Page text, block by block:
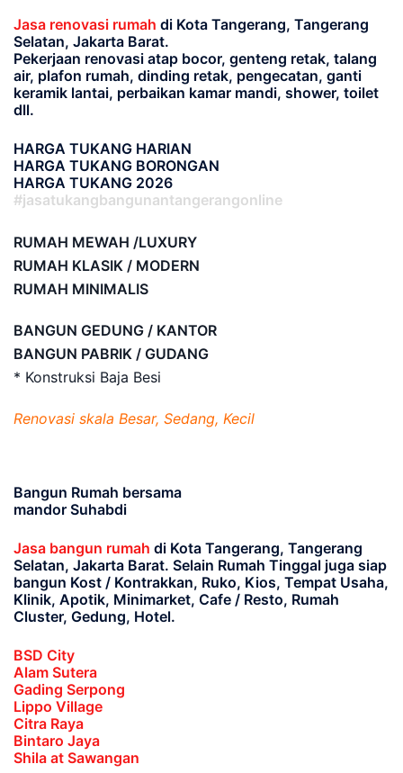
Jasa renovasi rumah di Kota Tangerang, Tangerang
Selatan, Jakarta Barat.
Pekerjaan renovasi atap bocor, genteng retak, talang
air, plafon rumah, dinding retak, pengecatan, ganti
keramik lantai, perbaikan kamar mandi, shower, toilet
dll.
HARGA TUKANG HARIAN
HARGA TUKANG BORONGAN
HARGA TUKANG 2026
#jasatukangbangunantangerangonline
RUMAH MEWAH /LUXURY
RUMAH KLASIK / MODERN
RUMAH MINIMALIS
BANGUN GEDUNG / KANTOR
BANGUN PABRIK / GUDANG
* Konstruksi Baja Besi
Renovasi skala Besar, Sedang, Kecil
Bangun Rumah bersama
mandor Suhabdi
Jasa bangun rumah di Kota Tangerang, Tangerang
Selatan, Jakarta Barat. Selain Rumah Tinggal juga siap
bangun Kost / Kontrakkan, Ruko, Kios, Tempat Usaha,
Klinik, Apotik, Minimarket, Cafe / Resto, Rumah
Cluster, Gedung, Hotel.
BSD City
Alam Sutera
Gading Serpong
Lippo Village
Citra Raya
Bintaro Jaya
Shila at Sawangan